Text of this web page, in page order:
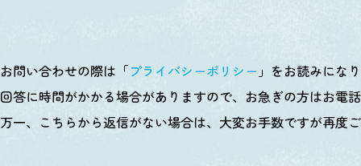
お問い合わせの際は「プライバシーポリシー 」をお読みにな
回答に時間がかかる場合がありますので、お急ぎの方はお電
万一、こちらから返信がない場合は、大変お手数ですが再度